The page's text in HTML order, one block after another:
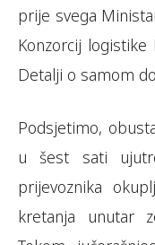
prije svega
Konzorcij logistike
Detalji o samom
Podsjetimo,
u šest sati
prijevoznika
kretanja unutar